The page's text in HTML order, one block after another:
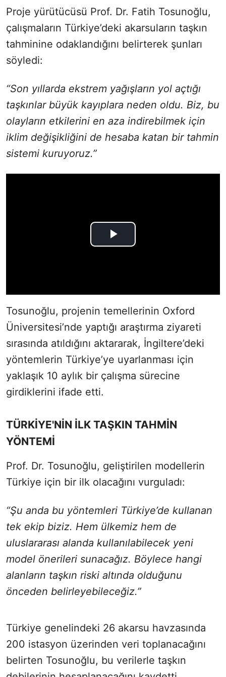
Proje yürütücüsü Prof. Dr. Fatih Tosunoğlu,
çalışmaların Türkiye’deki akarsuların taşkın
tahminine odaklandığını belirterek şunları
söyledi:
“Son yıllarda ekstrem yağışların yol açtığı
taşkınlar büyük kayıplara neden oldu. Biz, bu
olayların etkilerini en aza indirebilmek için
iklim değişikliğini de hesaba katan bir tahmin
sistemi kuruyoruz.”
Tosunoğlu, projenin temellerinin Oxford
Üniversitesi’nde yaptığı araştırma ziyareti
sırasında atıldığını aktararak, İngiltere’deki
yöntemlerin Türkiye’ye uyarlanması için
yaklaşık 10 aylık bir çalışma sürecine
girdiklerini ifade etti.
TÜRKİYE'NİN İLK TAŞKIN TAHMİN
YÖNTEMİ
Prof. Dr. Tosunoğlu, geliştirilen modellerin
Türkiye için bir ilk olacağını vurguladı:
“Şu anda bu yöntemleri Türkiye’de kullanan
tek ekip biziz. Hem ülkemiz hem de
uluslararası alanda kullanılabilecek yeni
model önerileri sunacağız. Böylece hangi
alanların taşkın riski altında olduğunu
önceden belirleyebileceğiz.”
Türkiye genelindeki 26 akarsu havzasında
200 istasyon üzerinden veri toplanacağını
belirten Tosunoğlu, bu verilerle taşkın